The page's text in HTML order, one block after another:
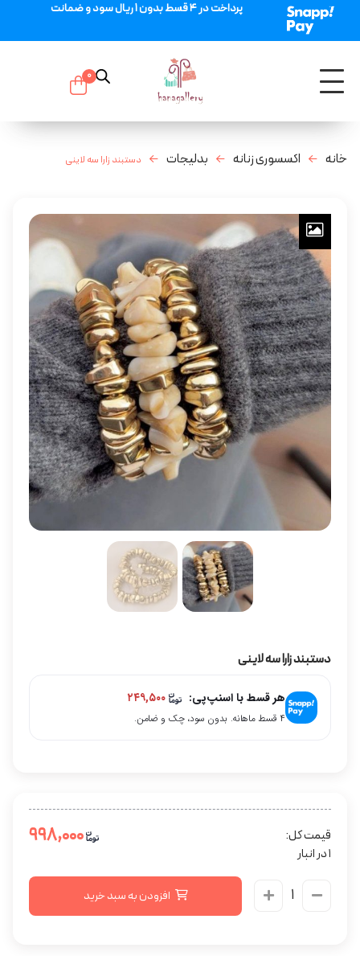
پرداخت در 4 قسط بدون 1 ریال سود و ضمانت
0
خانه اکسسوری زنانه بدلیجات دستبند زارا سه لاینی
دستبند زارا سه لاینی
هر قسط با اسنپ‌پی:
۴ قسط ماهانه. بدون سود، چک و ضامن.
قیمت کل:
1 در انبار
افزودن به سبد خرید